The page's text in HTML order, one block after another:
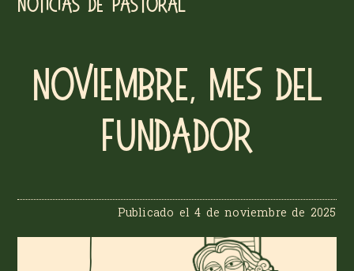
Noviembre, mes del
Fundador
Publicado el4 de noviembre de 2025